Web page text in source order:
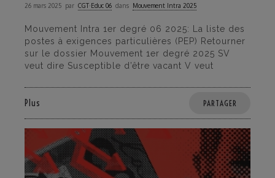
26 mars 2025 par CGT·Educ 06 dans Mouvement Intra 2025
Mouvement Intra 1er degré 06 2025: La liste des
postes à exigences particulières (PEP) Retourner
sur le dossier Mouvement 1er degré 2025 SV
veut dire Susceptible d’être vacant V veut
Plus PARTAGER